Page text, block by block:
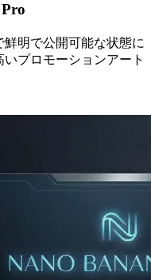
明で公開可能な状態に
プロモーションアート